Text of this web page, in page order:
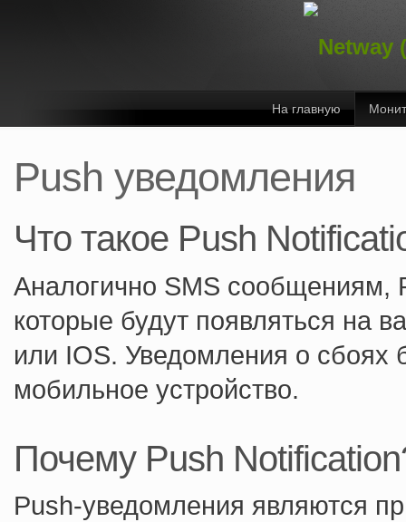
На главную
Push уведомления
Что такое Push
Аналогично SMS сообщениям,
которые будут появляться на
или IOS. Уведомления о сбоях
мобильное устройство.
Почему Push
Push-уведомления являются